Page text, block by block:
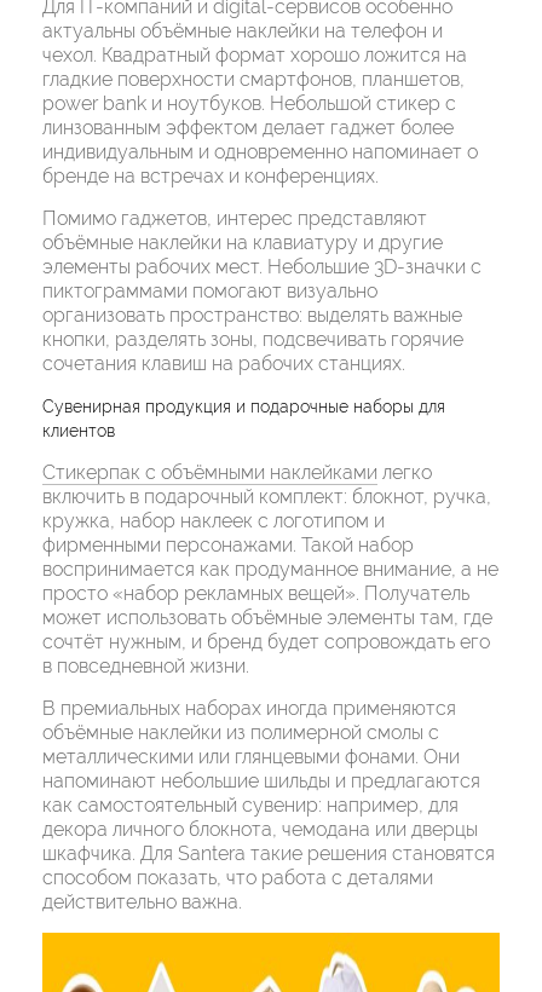
Для IT-компаний и digital-сервисов особенно
актуальны объёмные наклейки на телефон и
чехол. Квадратный формат хорошо ложится на
гладкие поверхности смартфонов, планшетов,
power bank и ноутбуков. Небольшой стикер с
линзованным эффектом делает гаджет более
индивидуальным и одновременно напоминает о
бренде на встречах и конференциях.
Помимо гаджетов, интерес представляют
объёмные наклейки на клавиатуру и другие
элементы рабочих мест. Небольшие 3D-значки с
пиктограммами помогают визуально
организовать пространство: выделять важные
кнопки, разделять зоны, подсвечивать горячие
сочетания клавиш на рабочих станциях.
Сувенирная продукция и подарочные наборы для
клиентов
Стикерпак с объёмными наклейками легко
включить в подарочный комплект: блокнот, ручка,
кружка, набор наклеек с логотипом и
фирменными персонажами. Такой набор
воспринимается как продуманное внимание, а не
просто «набор рекламных вещей». Получатель
может использовать объёмные элементы там, где
сочтёт нужным, и бренд будет сопровождать его
в повседневной жизни.
В премиальных наборах иногда применяются
объёмные наклейки из полимерной смолы с
металлическими или глянцевыми фонами. Они
напоминают небольшие шильды и предлагаются
как самостоятельный сувенир: например, для
декора личного блокнота, чемодана или дверцы
шкафчика. Для Santera такие решения становятся
способом показать, что работа с деталями
действительно важна.